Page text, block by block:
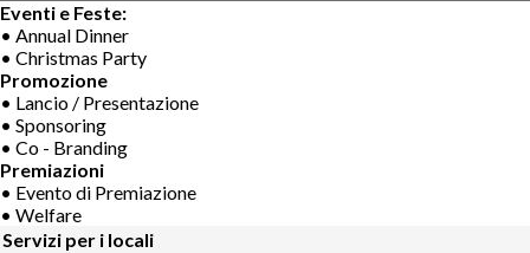
Eventi e Feste:
• Annual Dinner
• Christmas Party
Promozione
• Lancio / Presentazione
• Sponsoring
• Co - Branding
Premiazioni
• Evento di Premiazione
• Welfare
Servizi per i locali